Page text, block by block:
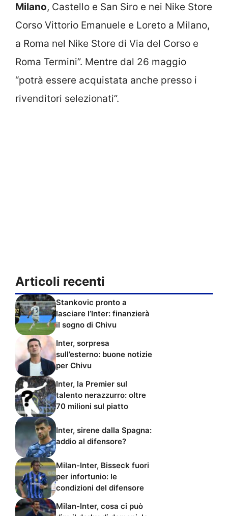
Corso Vittorio Emanuele e Loreto a Milano,
a Roma nel Nike Store di Via del Corso e
Roma Termini”. Mentre dal 26 maggio
“potrà essere acquistata anche presso i
rivenditori selezionati”.
Articoli recenti
Stankovic pronto a
lasciare l’Inter: finanzierà
il sogno di Chivu
Inter, sorpresa
sull’esterno: buone notizie
per Chivu
Inter, la Premier sul
talento nerazzurro: oltre
70 milioni sul piatto
Inter, sirene dalla Spagna:
addio al difensore?
Milan-Inter, Bisseck fuori
per infortunio: le
condizioni del difensore
Milan-Inter, cosa ci può
dire il derby di domani: le